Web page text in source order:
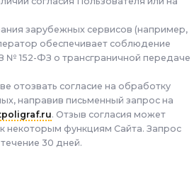
зарубежных сервисов (например,
обеспечивает соблюдение
№ 152-ФЗ о трансграничной передаче
отозвать согласие на обработку
направив письменный запрос на
. Отзыв согласия может
некоторым функциям Сайта. Запрос
30 дней.